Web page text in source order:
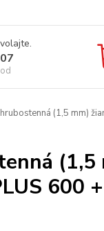
(1,5 mm)
(1,5
600